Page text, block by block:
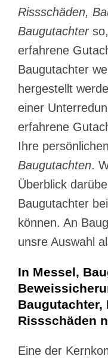
Rissschäden,
Baugutachterso,
erfahrene
Baugutachter
hergestellt
einer
erfahrene
Ihre
Baugutachten.
Überblick
Baugutachter
können. An
unsre Auswahl
In Messel,
Baugutachter,
Rissschäden
Eine der